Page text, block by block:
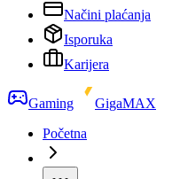
Načini plaćanja
Isporuka
Karijera
Gaming
GigaMAX
Početna